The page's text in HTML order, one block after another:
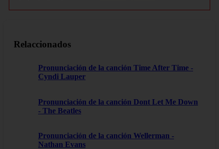
Relaccionados
Pronunciación de la canción Time After Time -
Cyndi Lauper
Pronunciación de la canción Dont Let Me Down
- The Beatles
Pronunciación de la canción Wellerman -
Nathan Evans